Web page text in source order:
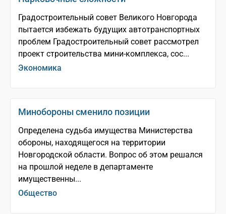
Градостроительный совет Великого Новгорода
пытается избежать будущих автотранспортных
проблем Градостроительный совет рассмотрел
проект строительства мини-комплекса, сос...
Экономика
Минобороны сменило позиции
Определена судьба имущества Министерства
обороны, находящегося на территории
Новгородской области. Вопрос об этом решался
на прошлой неделе в департаменте
имущественны...
Общество